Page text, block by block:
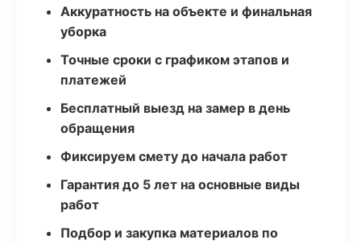
Аккуратность на объекте и финальная
уборка
Точные сроки с графиком этапов и
платежей
Бесплатный выезд на замер в день
обращения
Фиксируем смету до начала работ
Гарантия до 5 лет на основные виды
работ
Подбор и закупка материалов по